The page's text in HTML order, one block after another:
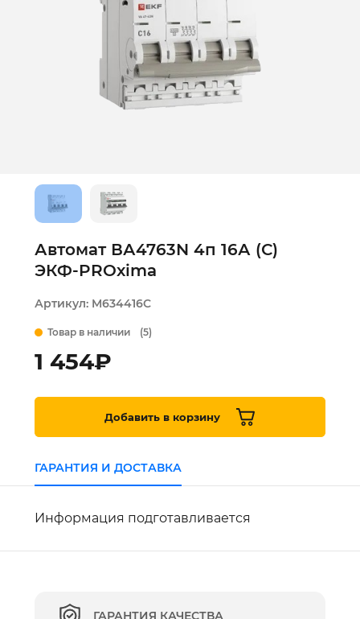
Автомат ВА4763N 4п 16А (С)
ЭКФ-PROxima
Артикул: M634416C
Товар в наличии (5)
1 454₽
Добавить в корзину
ГАРАНТИЯ И ДОСТАВКА
Информация подготавливается
ГАРАНТИЯ КАЧЕСТВА